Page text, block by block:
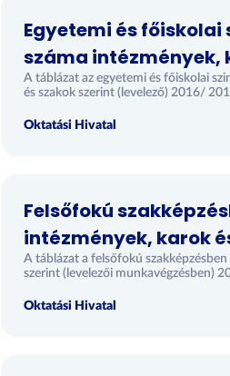
Egyetemi és
száma intézmények,
A táblázat az egyetemi és főiskolai
és szakok szerint (levelező) 2016/
Oktatási Hivatal
Felsőfokú
intézmények, karok
A táblázat a felsőfokú
szerint (levelezői munkavégzésben)
Oktatási Hivatal